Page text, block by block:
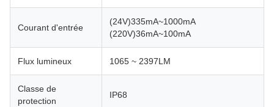
Courant d'entrée
(24V)335mA~1000mA
(220V)36mA~100mA
Flux lumineux 1065 ~ 2397LM
Classe de
protection
IP68